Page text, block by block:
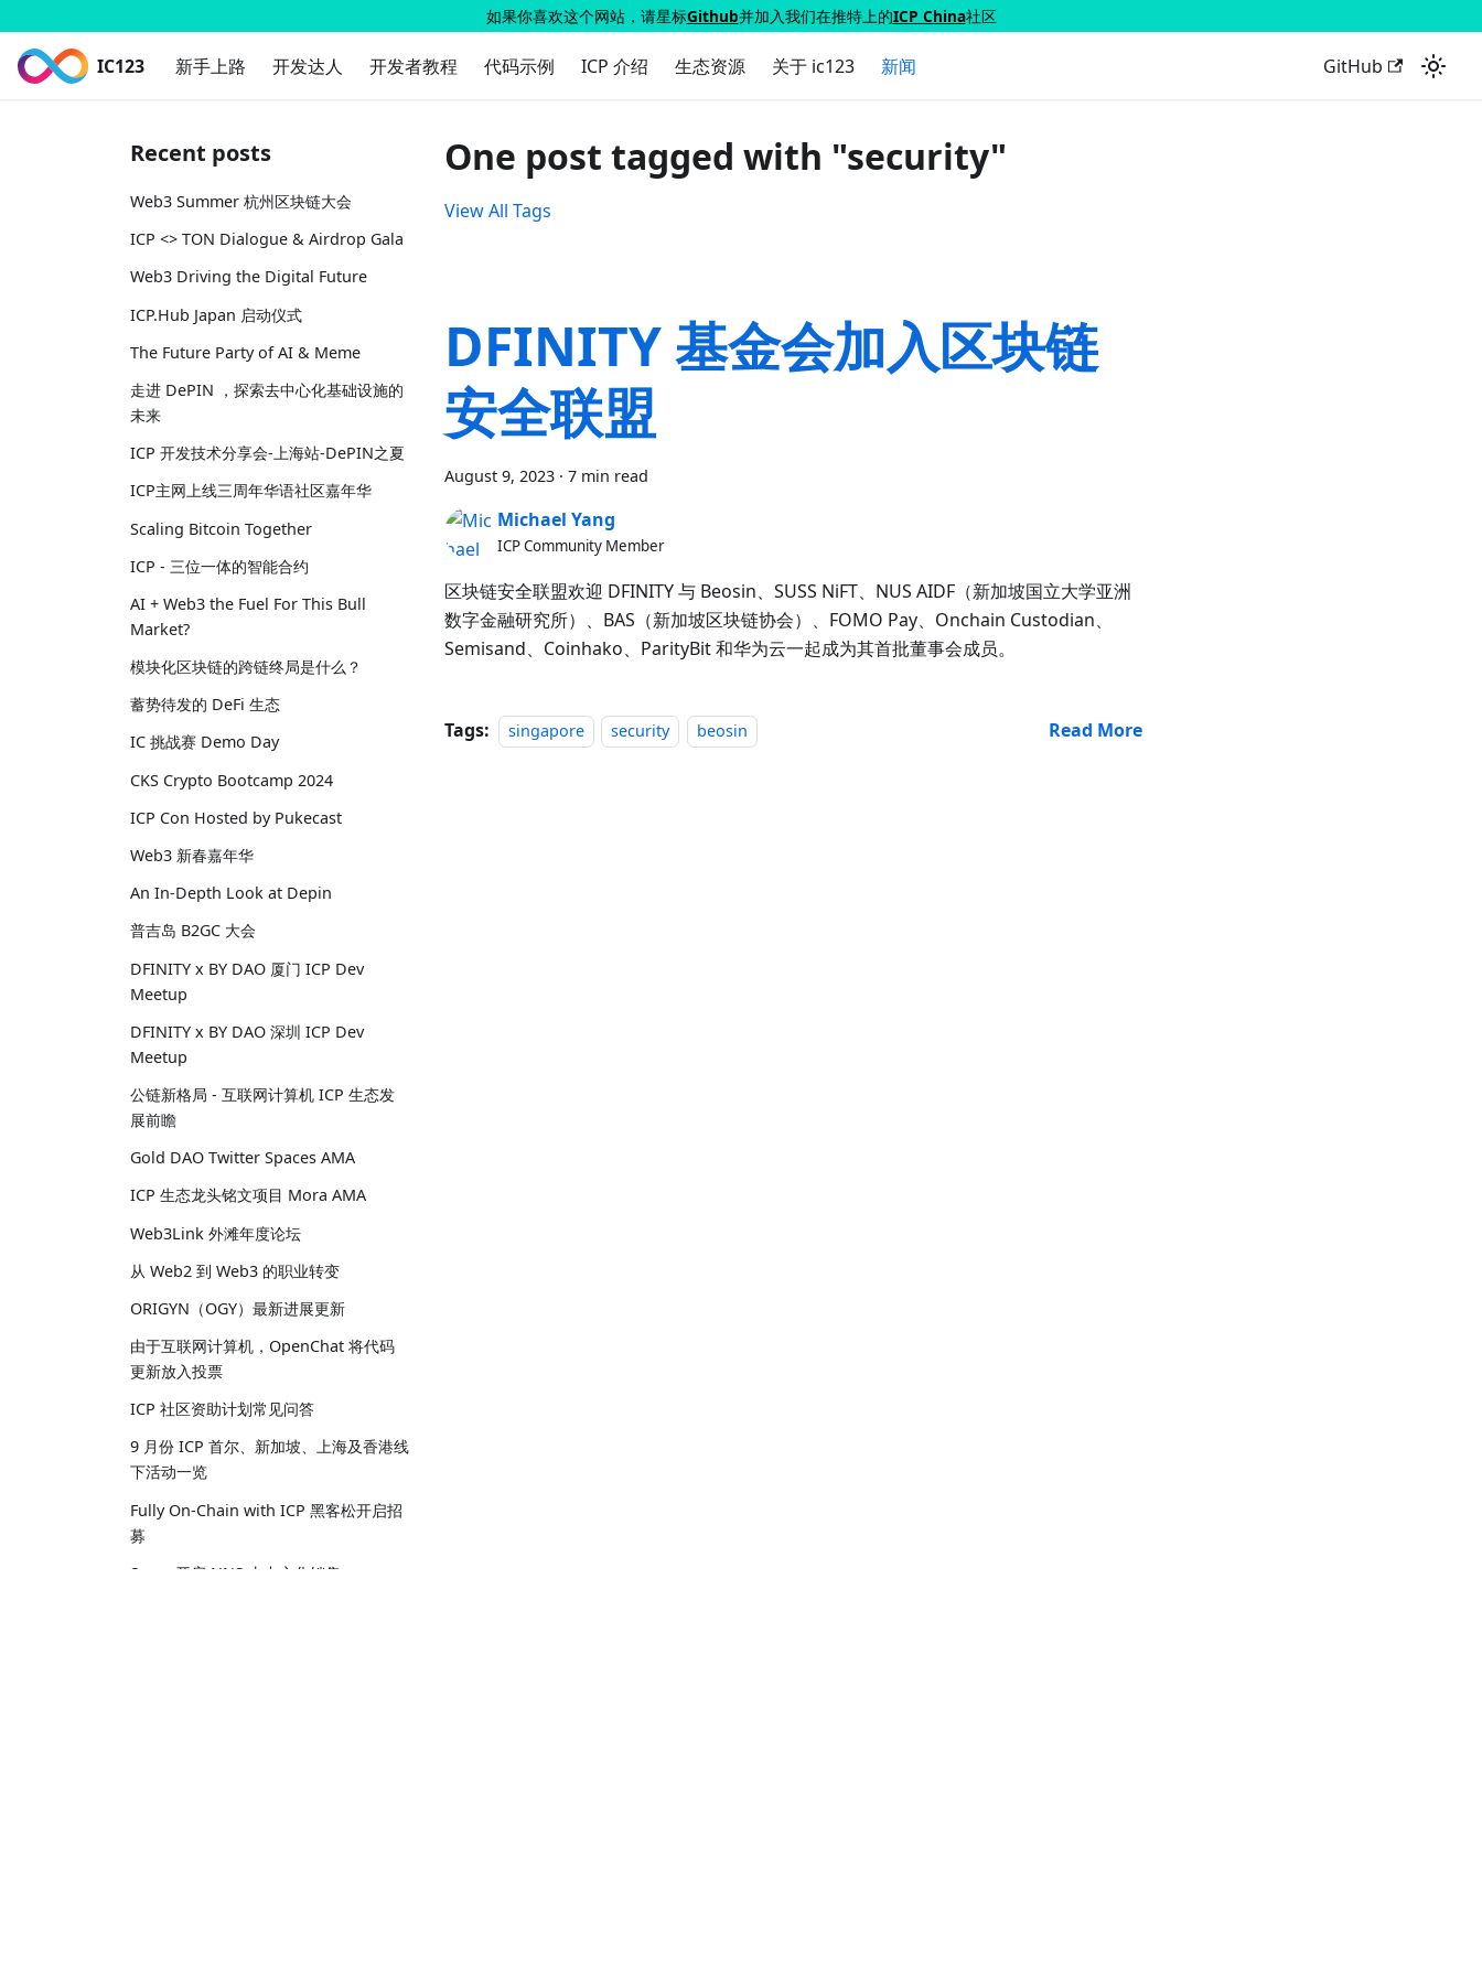
如果你喜欢这个网站，请星标Github并加入我们在推特上的ICP China社区
IC123 新手上路 开发达人 开发者教程 代码示例 ICP 介绍 生态资源 关于 ic123 新闻 GitHub
Recent posts
Web3 Summer 杭州区块链大会
ICP <> TON Dialogue & Airdrop Gala
Web3 Driving the Digital Future
ICP.Hub Japan 启动仪式
The Future Party of AI & Meme
走进 DePIN ，探索去中心化基础设施的
未来
ICP 开发技术分享会-上海站-DePIN之夏
ICP主网上线三周年华语社区嘉年华
Scaling Bitcoin Together
ICP - 三位一体的智能合约
AI + Web3 the Fuel For This Bull
Market?
模块化区块链的跨链终局是什么？
蓄势待发的 DeFi 生态
IC 挑战赛 Demo Day
CKS Crypto Bootcamp 2024
ICP Con Hosted by Pukecast
Web3 新春嘉年华
An In-Depth Look at Depin
普吉岛 B2GC 大会
DFINITY x BY DAO 厦门 ICP Dev
Meetup
DFINITY x BY DAO 深圳 ICP Dev
Meetup
公链新格局 - 互联网计算机 ICP 生态发
展前瞻
Gold DAO Twitter Spaces AMA
ICP 生态龙头铭文项目 Mora AMA
Web3Link 外滩年度论坛
从 Web2 到 Web3 的职业转变
ORIGYN（OGY）最新进展更新
由于互联网计算机，OpenChat 将代码
更新放入投票
ICP 社区资助计划常见问答
9 月份 ICP 首尔、新加坡、上海及香港线
下活动一览
Fully On-Chain with ICP 黑客松开启招
募
Seers 开启 NNS 去中心化销售
One post tagged with "security"
View All Tags
DFINITY 基金会加入区块链
安全联盟
August 9, 2023 · 7 min read
Michael Yang
ICP Community Member
区块链安全联盟欢迎 DFINITY 与 Beosin、SUSS NiFT、NUS AIDF（新加坡国立大学亚洲
数字金融研究所）、BAS（新加坡区块链协会）、FOMO Pay、Onchain Custodian、
Semisand、Coinhako、ParityBit 和华为云一起成为其首批董事会成员。
Tags: singapore security beosin Read More